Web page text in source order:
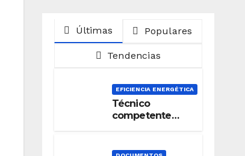
Últimas Populares
Tendencias
EFICIENCIA ENERGÉTICA
Técnico
competente
la Eficiencia